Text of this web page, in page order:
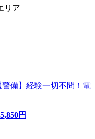
リア
備】経験一切不問！電
円